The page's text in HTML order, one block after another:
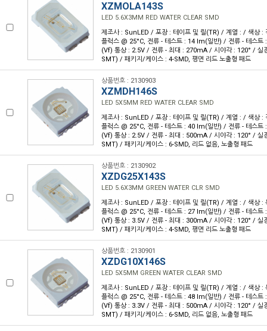
XZMOLA143S
LED 5.6X3MM RED WATER CLEAR SMD
제조사 : SunLED / 포장 : 테이프 및 릴(TR) / 계열 : / 색상
플럭스 @ 25°C, 전류 - 테스트 : 14 lm(일반) / 전류 - 테스
(Vf) 통상 : 2.5V / 전류 - 최대 : 270mA / 시야각 : 120° / 실
SMT) / 패키지/케이스 : 4-SMD, 평면 리드 노출형 패드
상품번호 : 2130903
XZMDH146S
LED 5X5MM RED WATER CLEAR SMD
제조사 : SunLED / 포장 : 테이프 및 릴(TR) / 계열 : / 색상
플럭스 @ 25°C, 전류 - 테스트 : 40 lm(일반) / 전류 - 테스
(Vf) 통상 : 2.5V / 전류 - 최대 : 500mA / 시야각 : 120° / 실
SMT) / 패키지/케이스 : 6-SMD, 리드 없음, 노출형 패드
상품번호 : 2130902
XZDG25X143S
LED 5.6X3MM GREEN WATER CLR SMD
제조사 : SunLED / 포장 : 테이프 및 릴(TR) / 계열 : / 색상
플럭스 @ 25°C, 전류 - 테스트 : 27 lm(일반) / 전류 - 테스
(Vf) 통상 : 3.5V / 전류 - 최대 : 300mA / 시야각 : 120° / 실
SMT) / 패키지/케이스 : 4-SMD, 평면 리드 노출형 패드
상품번호 : 2130901
XZDG10X146S
LED 5X5MM GREEN WATER CLEAR SMD
제조사 : SunLED / 포장 : 테이프 및 릴(TR) / 계열 : / 색상
플럭스 @ 25°C, 전류 - 테스트 : 48 lm(일반) / 전류 - 테스
(Vf) 통상 : 3.3V / 전류 - 최대 : 500mA / 시야각 : 120° / 실
SMT) / 패키지/케이스 : 6-SMD, 리드 없음, 노출형 패드